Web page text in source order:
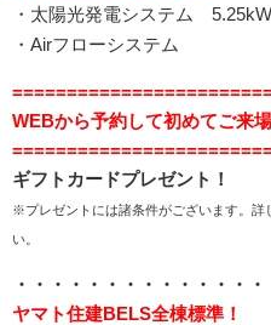
・太陽光発電システム
・Airフローシステム
WEBから予約して初めてご来
ギフトカードプレゼント！
※プレゼントには諸条件がございます。詳
い。
・・・・・・・・・・・・・
ヤマト住建BELS全棟標準！